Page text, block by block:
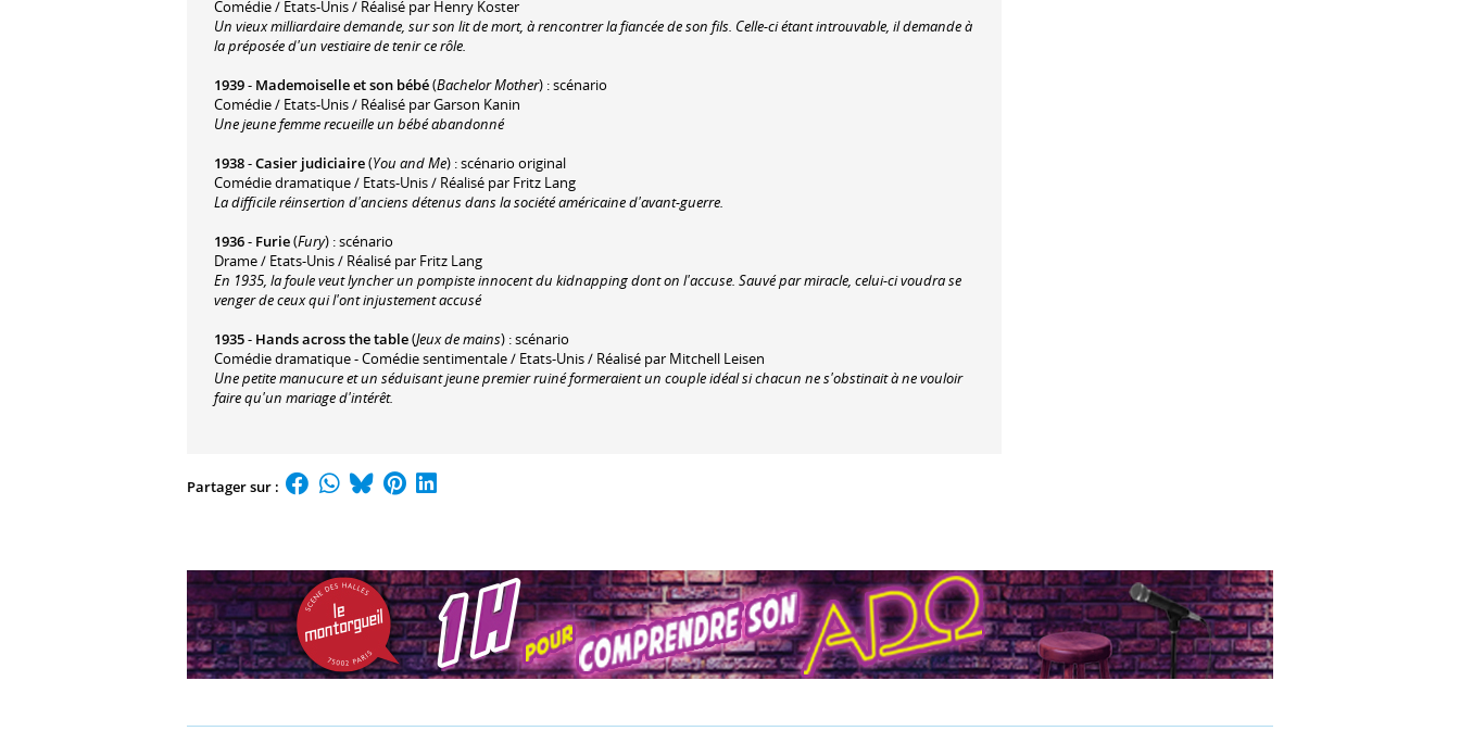
Comédie / Etats-Unis / Réalisé par Henry Koster
Un vieux milliardaire demande, sur son lit de mort, à rencontrer la fiancée de son fils. Celle-ci étant introuvable, il demande à
la préposée d'un vestiaire de tenir ce rôle.
1939- Mademoiselle et son bébé(Bachelor Mother) : scénario
Comédie / Etats-Unis / Réalisé par Garson Kanin
Une jeune femme recueille un bébé abandonné
1938-Casier judiciaire(You and Me) : scénario original
Comédie dramatique / Etats-Unis / Réalisé par Fritz Lang
La difficile réinsertion d'anciens détenus dans la société américaine d'avant-guerre.
1936- Furie(Fury) : scénario
Drame / Etats-Unis / Réalisé par Fritz Lang
En 1935, la foule veut lyncher un pompiste innocent du kidnapping dont on l'accuse. Sauvé par miracle, celui-ci voudra se
venger de ceux qui l'ont injustement accusé
1935- Hands across the table(Jeux de mains) : scénario
Comédie dramatique - Comédie sentimentale / Etats-Unis / Réalisé par Mitchell Leisen
Une petite manucure et un séduisant jeune premier ruiné formeraient un couple idéal si chacun ne s'obstinait à ne vouloir
faire qu'un mariage d'intérêt.
Partager sur :